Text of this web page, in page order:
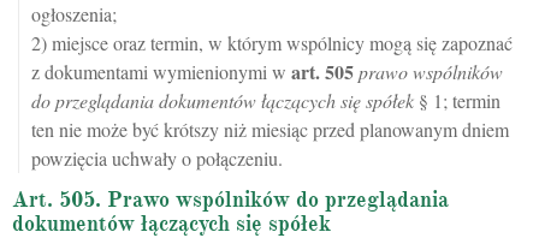
ogłoszenia;
2) miejsce oraz termin, w którym wspólnicy mogą się zapoznać
z dokumentami wymienionymi w art.505prawo wspólników
do przeglądania dokumentów łączących się spółek § 1; termin
ten nie może być krótszy niż miesiąc przed planowanym dniem
powzięcia uchwały o połączeniu.
Art. 505. Prawo wspólników do przeglądania
dokumentów łączących się spółek